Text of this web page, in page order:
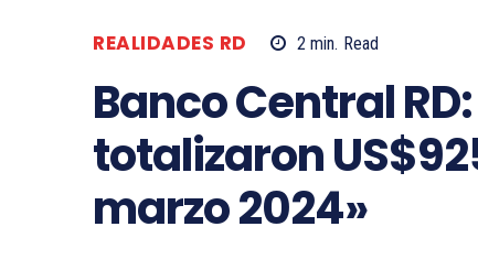
REALIDADES RD 2 min. Read
Banco Central
totalizaron
marzo 2024»